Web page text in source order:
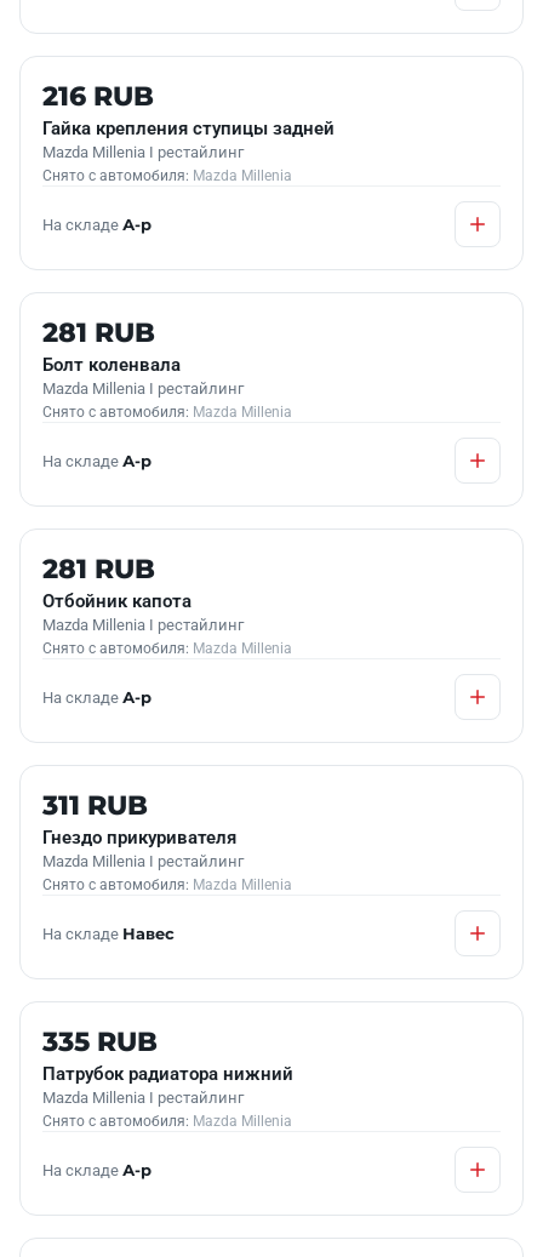
Б/У В НАЛИЧИИ
216 RUB
Гайка крепления ступицы задней
Mazda Millenia I рестайлинг
Снято с автомобиля: Mazda Millenia
На складе А-р
Б/У В НАЛИЧИИ
281 RUB
Болт коленвала
Mazda Millenia I рестайлинг
Снято с автомобиля: Mazda Millenia
На складе А-р
Б/У В НАЛИЧИИ
281 RUB
Отбойник капота
Mazda Millenia I рестайлинг
Снято с автомобиля: Mazda Millenia
На складе А-р
Б/У В НАЛИЧИИ
311 RUB
Гнездо прикуривателя
Mazda Millenia I рестайлинг
Снято с автомобиля: Mazda Millenia
На складе Навес
Б/У В НАЛИЧИИ
335 RUB
Патрубок радиатора нижний
Mazda Millenia I рестайлинг
Снято с автомобиля: Mazda Millenia
На складе А-р